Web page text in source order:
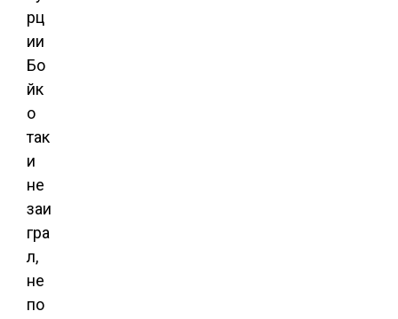
рц
ии
Бо
йк
о
так
и
не
заи
гра
л,
не
по